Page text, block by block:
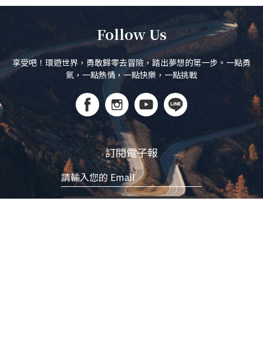
Follow Us
享受吧！環遊世界，勇敢歸零去冒險，踏出夢想的第一步。一點勇
氣，一點熱情，一點快樂，一點挑戰
訂閱電子報